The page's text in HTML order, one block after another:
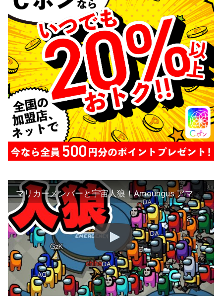
マリカーメンバーと宇宙人狼！Amoungus アマングアス アモアス アマアス ちはや